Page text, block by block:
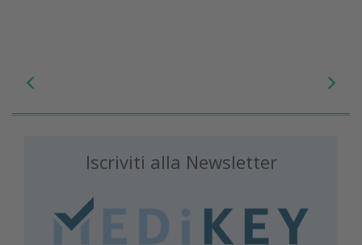
Iscriviti alla Newsletter